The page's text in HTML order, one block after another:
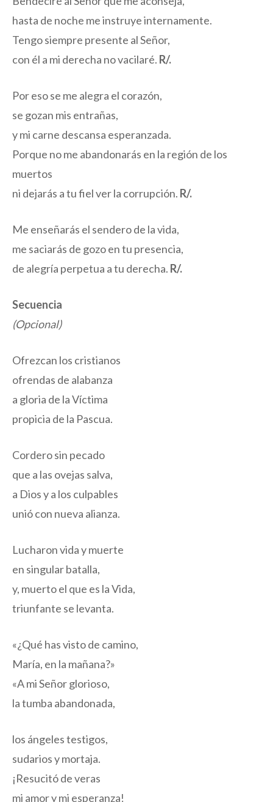
hasta de noche me instruye internamente.
Tengo siempre presente al Señor,
con él a mi derecha no vacilaré. R/.
Por eso se me alegra el corazón,
se gozan mis entrañas,
y mi carne descansa esperanzada.
Porque no me abandonarás en la región de los
muertos
ni dejarás a tu fiel ver la corrupción. R/.
Me enseñarás el sendero de la vida,
me saciarás de gozo en tu presencia,
de alegría perpetua a tu derecha. R/.
Secuencia
(Opcional)
Ofrezcan los cristianos
ofrendas de alabanza
a gloria de la Víctima
propicia de la Pascua.
Cordero sin pecado
que a las ovejas salva,
a Dios y a los culpables
unió con nueva alianza.
Lucharon vida y muerte
en singular batalla,
y, muerto el que es la Vida,
triunfante se levanta.
«¿Qué has visto de camino,
María, en la mañana?»
«A mi Señor glorioso,
la tumba abandonada,
los ángeles testigos,
sudarios y mortaja.
¡Resucitó de veras
mi amor y mi esperanza!